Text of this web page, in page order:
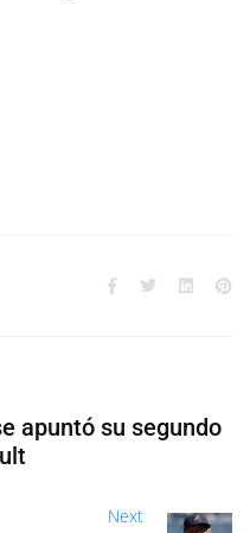
apuntó su segundo
Next